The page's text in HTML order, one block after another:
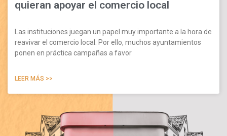
quieran apoyar el comercio local
Las instituciones juegan un papel muy importante a la hora de
reavivar el comercio local. Por ello, muchos ayuntamientos
ponen en práctica campañas a favor
LEER MÁS >>